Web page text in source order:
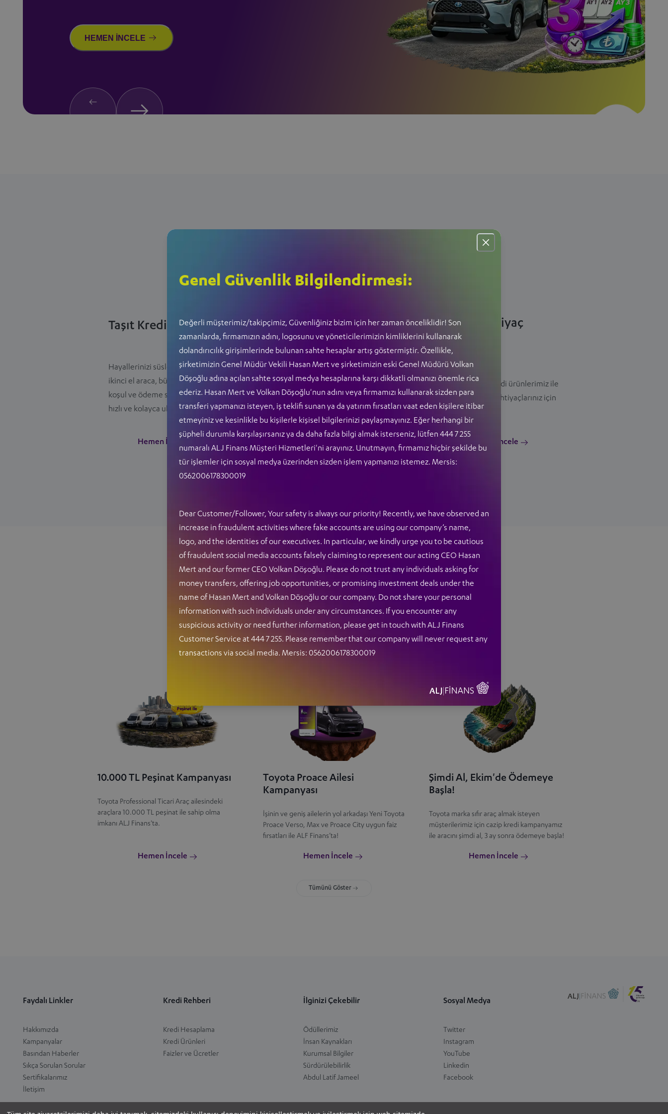
Sertifikalarımız
Sürdürülebilirlik
HEMEN İNCELE
Taşıt Kredisi
Hayallerinizi süsleyen yeni veya
ikinci el araca, bütçenize uygun
koşul ve ödeme seçenekleriyle,
hızlı ve kolayca ulaşın.
Hemen İncele
Servis Kredisi
Aracınızın bakım, onarım, parça
değişim ve servis kontrollerinde
de yanınızdayız.
Hemen İncele
Faturalı İhtiyaç
Kredisi
Otomotiv dışı kredi ürünlerimiz ile
farklı alanlardaki ihtiyaçlarınız için
sizlerleyiz.
Hemen İncele
Kampanyalar Basından Haberler
Kampanyalar
10.000 TL Peşinat Kampanyası
Toyota Professional Ticari Araç ailesindeki
araçlara 10.000 TL peşinat ile sahip olma
imkanı ALJ Finans'ta.
Hemen İncele
Toyota Proace Ailesi
Kampanyası
İşinin ve geniş ailelerin yol arkadaşı Yeni Toyota
Proace Verso, Max ve Proace City uygun faiz
fırsatları ile ALF Finans’ta!
Hemen İncele
Şimdi Al, Ekim'de Ödemeye
Başla!
Toyota marka sıfır araç almak isteyen
müşterilerimiz için cazip kredi kampanyamız
ile aracını şimdi al, 3 ay sonra ödemeye başla!
Hemen İncele
Tümünü Göster
Faydalı Linkler
Hakkımızda
Kampanyalar
Basından Haberler
Sıkça Sorulan Sorular
Sertifikalarımız
İletişim
Kredi Rehberi
Kredi Hesaplama
Kredi Ürünleri
Faizler ve Ücretler
İlginizi Çekebilir
Ödüllerimiz
İnsan Kaynakları
Kurumsal Bilgiler
Sürdürülebilirlik
Abdul Latif Jameel
Sosyal Medya
Twitter
Instagram
YouTube
Linkedin
Facebook
Genel Güvenlik Bilgilendirmesi:
Değerli müşterimiz/takipçimiz, Güvenliğiniz bizim için her zaman önceliklidir! Son
zamanlarda, firmamızın adını, logosunu ve yöneticilerimizin kimliklerini kullanarak
dolandırıcılık girişimlerinde bulunan sahte hesaplar artış göstermiştir. Özellikle,
şirketimizin Genel Müdür Vekili Hasan Mert ve şirketimizin eski Genel Müdürü Volkan
Döşoğlu adına açılan sahte sosyal medya hesaplarına karşı dikkatli olmanızı önemle rica
ederiz. Hasan Mert ve Volkan Döşoğlu'nun adını veya firmamızı kullanarak sizden para
transferi yapmanızı isteyen, iş teklifi sunan ya da yatırım fırsatları vaat eden kişilere itibar
etmeyiniz ve kesinlikle bu kişilerle kişisel bilgilerinizi paylaşmayınız. Eğer herhangi bir
şüpheli durumla karşılaşırsanız ya da daha fazla bilgi almak isterseniz, lütfen 444 7 255
numaralı ALJ Finans Müşteri Hizmetleri'ni arayınız. Unutmayın, firmamız hiçbir şekilde bu
tür işlemler için sosyal medya üzerinden sizden işlem yapmanızı istemez. Mersis:
0562006178300019
Dear Customer/Follower, Your safety is always our priority! Recently, we have observed an
increase in fraudulent activities where fake accounts are using our company’s name,
logo, and the identities of our executives. In particular, we kindly urge you to be cautious
of fraudulent social media accounts falsely claiming to represent our acting CEO Hasan
Mert and our former CEO Volkan Döşoğlu. Please do not trust any individuals asking for
money transfers, offering job opportunities, or promising investment deals under the
name of Hasan Mert and Volkan Döşoğlu or our company. Do not share your personal
information with such individuals under any circumstances. If you encounter any
suspicious activity or need further information, please get in touch with ALJ Finans
Customer Service at 444 7 255. Please remember that our company will never request any
transactions via social media. Mersis: 0562006178300019